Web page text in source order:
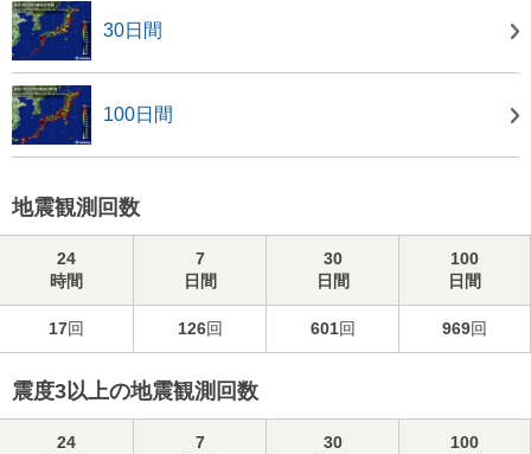
30日間
100日間
地震観測回数
24
時間
7
日間
30
日間
100
日間
17回 126回 601回 969回
震度3以上の地震観測回数
24
7
30
100